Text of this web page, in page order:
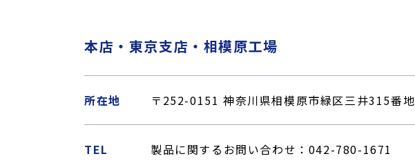
本店・東京支店・相模原工場
所在地 〒252-0151 神奈川県相模原市緑区三井315番地
TEL 製品に関するお問い合わせ： 042-780-1671